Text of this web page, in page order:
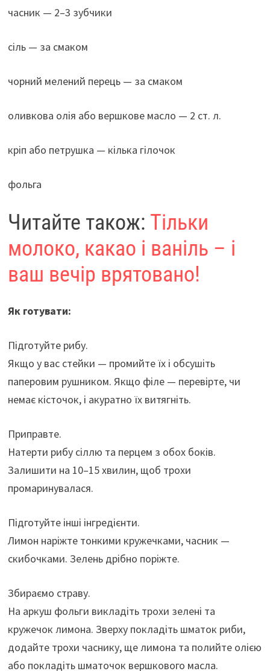
часник — 2–3 зубчики
сіль — за смаком
чорний мелений перець — за смаком
оливкова олія або вершкове масло — 2 ст. л.
кріп або петрушка — кілька гілочок
фольга
Читайте також: Тільки
молоко, какао і ваніль – і
ваш вечір врятовано!
Як готувати:
Підготуйте рибу.
Якщо у вас стейки — промийте їх і обсушіть
паперовим рушником. Якщо філе — перевірте, чи
немає кісточок, і акуратно їх витягніть.
Приправте.
Натерти рибу сіллю та перцем з обох боків.
Залишити на 10–15 хвилин, щоб трохи
промаринувалася.
Підготуйте інші інгредієнти.
Лимон наріжте тонкими кружечками, часник —
скибочками. Зелень дрібно поріжте.
Збираємо страву.
На аркуш фольги викладіть трохи зелені та
кружечок лимона. Зверху покладіть шматок риби,
додайте трохи часнику, ще лимона та полийте олією
або покладіть шматочок вершкового масла.